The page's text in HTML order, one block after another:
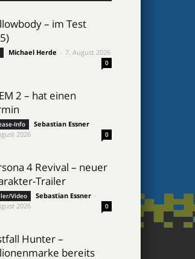
– im Test
Michael Herde 7. August 2026
0
2 – hat einen
Info Sebastian Essner
2026
0
4 Revival – neuer
Trailer
Video Sebastian Essner
2026
0
Hunter –
bereits